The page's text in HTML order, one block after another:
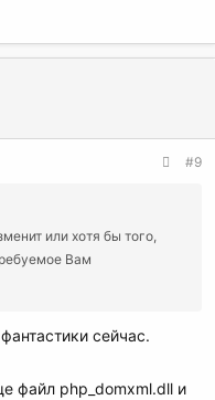
#9
или хотя бы того,
Вам
сейчас.
файл php_domxml.dll и